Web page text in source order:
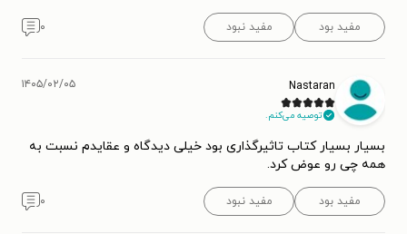
مفید بود مفید نبود ۰
Nastaran
توصیه می‌کنم.
۱۴۰۵/۰۲/۰۵
بسیار بسیار کتاب تاثیرگذاری بود خیلی دیدگاه و عقایدم نسبت به
همه چی رو عوض کرد.
مفید بود مفید نبود ۰